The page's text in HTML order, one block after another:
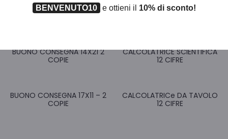
BUONO CONSEGNA 14X21 2
COPIE
CALCOLATRICE SCIENTIFICA
12 CIFRE
BUONO CONSEGNA 17X11 – 2
COPIE
CALCOLATRICe DA TAVOLO
12 CIFRE
BENVENUTO10
e ottieni il 10% di sconto!